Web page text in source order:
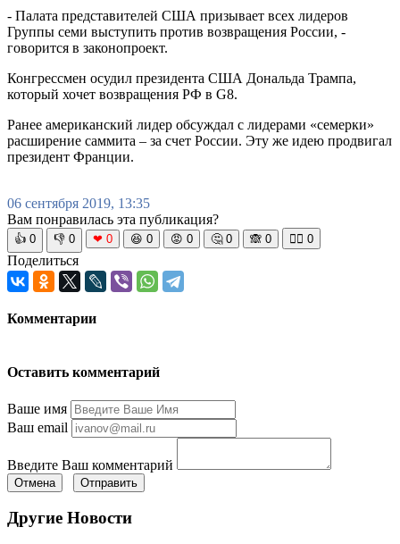
- Палата представителей США призывает всех лидеров
Группы семи выступить против возвращения России, -
говорится в законопроект.
Конгрессмен осудил президента США Дональда Трампа,
который хочет возвращения РФ в G8.
Ранее американский лидер обсуждал с лидерами «семерки»
расширение саммита – за счет России. Эту же идею продвигал
президент Франции.
06 сентября 2019, 13:35
Вам понравилась эта публикация?
👍 0 👎 0 ❤ 0 😆 0 😡 0 🤔 0 🙈 0 🧘‍♀️ 0
Поделиться
Комментарии
Оставить комментарий
Ваше имя
Ваш email
Введите Ваш комментарий
Отмена Отправить
Другие Новости